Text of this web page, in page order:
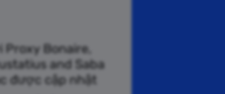
Proxy Bonaire,
and Saba
được cập nhật